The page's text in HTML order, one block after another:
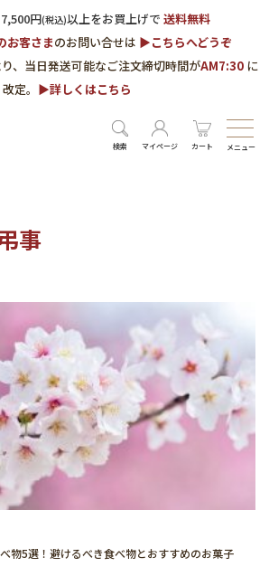
円(税込)以上をお買上げで 送料無料
お客さまのお問い合せは ▶︎こちらへどうぞ
、当日発送可能なご注文締切時間がAM7:30 に
改定。 ▶︎詳しくはこちら
検索 マイページ カート メニュー
事
物5選！避けるべき食べ物とおすすめのお菓子